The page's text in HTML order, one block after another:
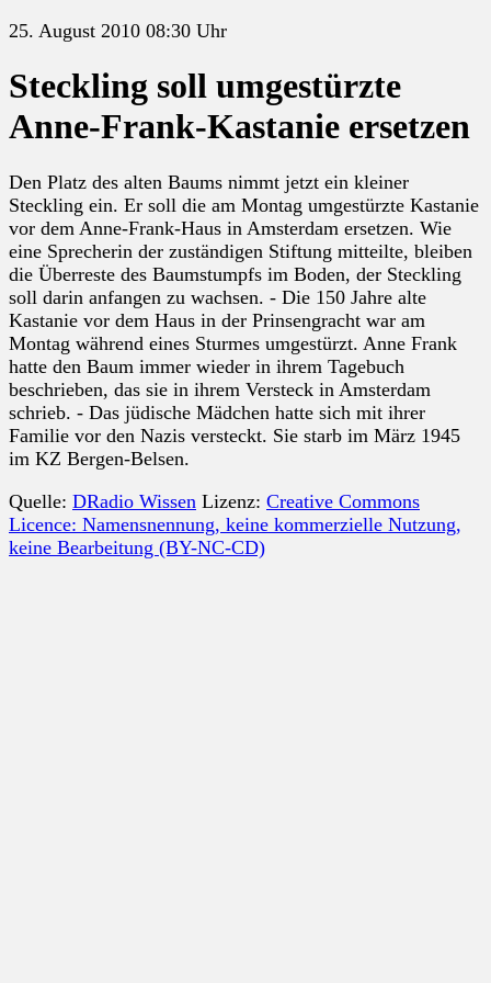
25. August 2010 08:30 Uhr
Steckling soll umgestürzte
Anne-Frank-Kastanie ersetzen
Den Platz des alten Baums nimmt jetzt ein kleiner
Steckling ein. Er soll die am Montag umgestürzte Kastanie
vor dem Anne-Frank-Haus in Amsterdam ersetzen. Wie
eine Sprecherin der zuständigen Stiftung mitteilte, bleiben
die Überreste des Baumstumpfs im Boden, der Steckling
soll darin anfangen zu wachsen. - Die 150 Jahre alte
Kastanie vor dem Haus in der Prinsengracht war am
Montag während eines Sturmes umgestürzt. Anne Frank
hatte den Baum immer wieder in ihrem Tagebuch
beschrieben, das sie in ihrem Versteck in Amsterdam
schrieb. - Das jüdische Mädchen hatte sich mit ihrer
Familie vor den Nazis versteckt. Sie starb im März 1945
im KZ Bergen-Belsen.
Quelle: DRadio Wissen Lizenz: Creative Commons
Licence: Namensnennung, keine kommerzielle Nutzung,
keine Bearbeitung (BY-NC-CD)